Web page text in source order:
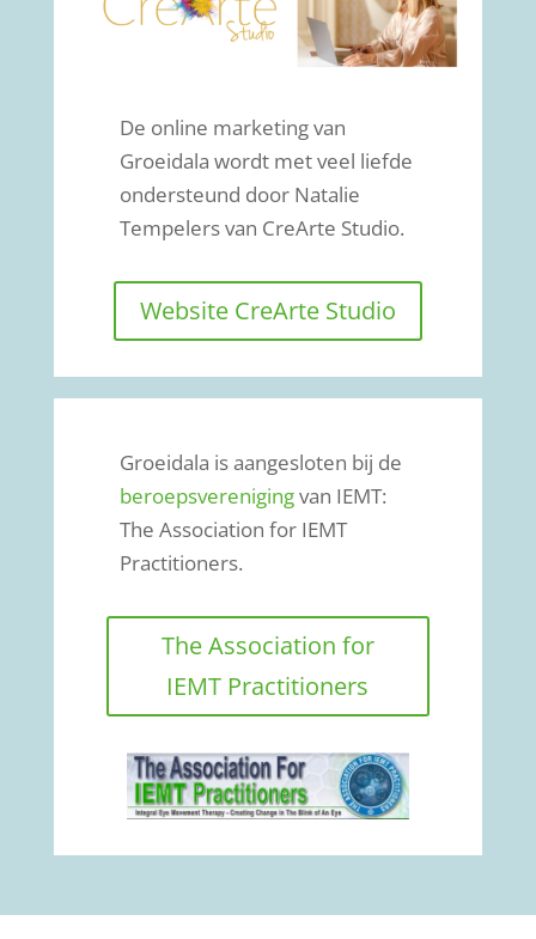
De online marketing van
Groeidala wordt met veel liefde
ondersteund door Natalie
Tempelers van CreArte Studio.
Website CreArte Studio
Groeidala is aangesloten bij de
beroepsverenigingvan IEMT:
The Association for IEMT
Practitioners.
The Association for
IEMT Practitioners